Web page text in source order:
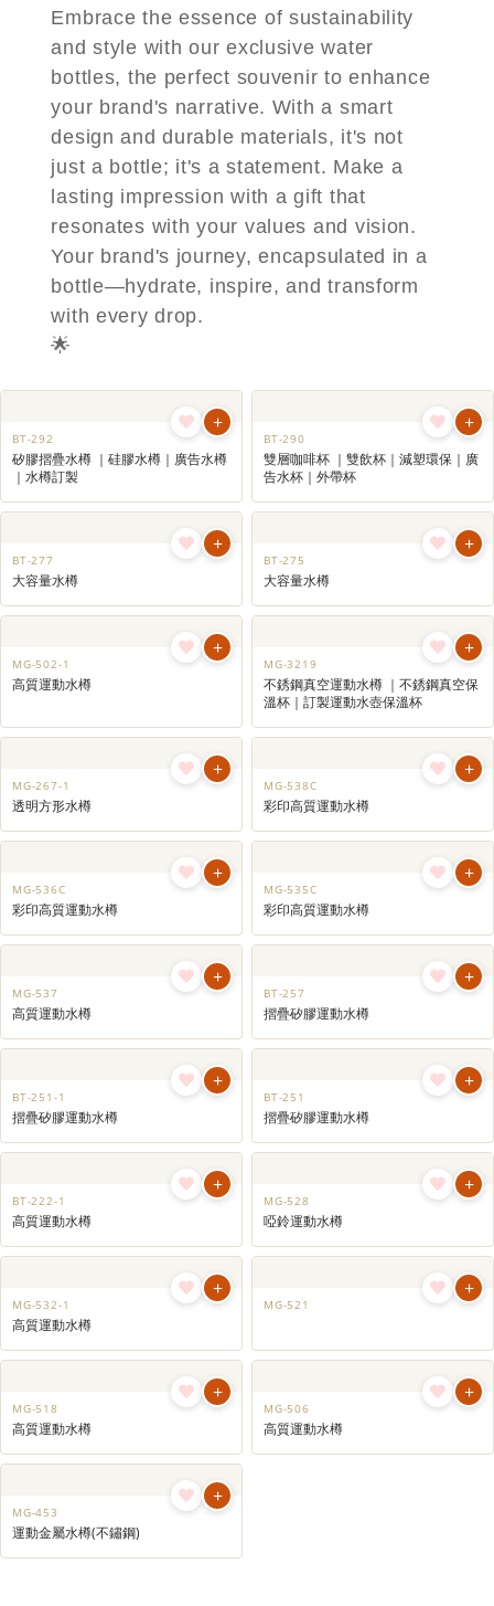
Embrace the essence of sustainability
and style with our exclusive water
bottles, the perfect souvenir to enhance
your brand's narrative. With a smart
design and durable materials, it's not
just a bottle; it's a statement. Make a
lasting impression with a gift that
resonates with your values and vision.
Your brand's journey, encapsulated in a
bottle—hydrate, inspire, and transform
with every drop.
🌟
+
BT-292
矽膠摺疊水樽 ｜硅膠水樽｜廣告水樽
｜水樽訂製
+
BT-290
雙層咖啡杯 ｜雙飲杯｜減塑環保｜廣
告水杯｜外帶杯
+
BT-277
大容量水樽
+
BT-275
大容量水樽
+
MG-502-1
高質運動水樽
+
MG-3219
不銹鋼真空運動水樽 ｜不銹鋼真空保
溫杯｜訂製運動水壺保溫杯
+
MG-267-1
透明方形水樽
+
MG-538C
彩印高質運動水樽
+
MG-536C
彩印高質運動水樽
+
MG-535C
彩印高質運動水樽
+
MG-537
高質運動水樽
+
BT-257
摺疊矽膠運動水樽
+
BT-251-1
摺疊矽膠運動水樽
+
BT-251
摺疊矽膠運動水樽
+
BT-222-1
高質運動水樽
+
MG-528
啞鈴運動水樽
+
MG-532-1
高質運動水樽
+
MG-521
+
MG-518
高質運動水樽
+
MG-506
高質運動水樽
+
MG-453
運動金屬水樽(不鏽鋼)